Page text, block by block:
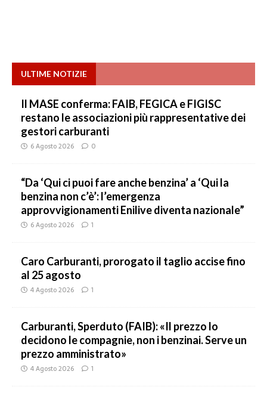
ULTIME NOTIZIE
Il MASE conferma: FAIB, FEGICA e FIGISC
restano le associazioni più rappresentative dei
gestori carburanti
6 Agosto 2026 0
“Da ‘Qui ci puoi fare anche benzina’ a ‘Qui la
benzina non c’è’: l’emergenza
approvvigionamenti Enilive diventa nazionale”
6 Agosto 2026 1
Caro Carburanti, prorogato il taglio accise fino
al 25 agosto
4 Agosto 2026 1
Carburanti, Sperduto (FAIB): «Il prezzo lo
decidono le compagnie, non i benzinai. Serve un
prezzo amministrato»
4 Agosto 2026 1